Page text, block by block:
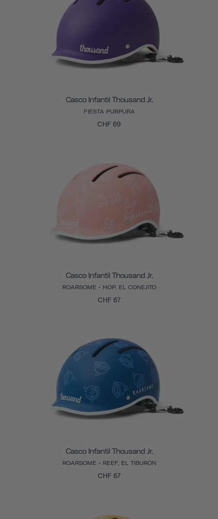
Casco Infantil Thousand Jr.
FIESTA PÚRPURA
CHF 69
Casco Infantil Thousand Jr.
ROARSOME - HOP, EL CONEJITO
CHF 67
Casco Infantil Thousand Jr.
ROARSOME - REEF, EL TIBURÓN
CHF 67